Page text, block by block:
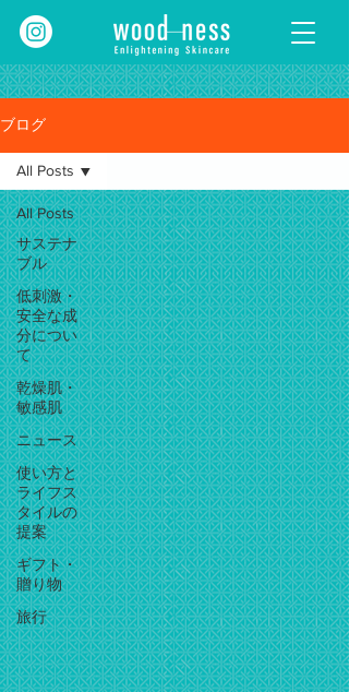
ブログ
All Posts
サステナ
ブル
低刺激・
安全な成
分につい
て
乾燥肌・
敏感肌
ニュース
使い方と
ライフス
タイルの
提案
ギフト・
贈り物
旅行
All Posts